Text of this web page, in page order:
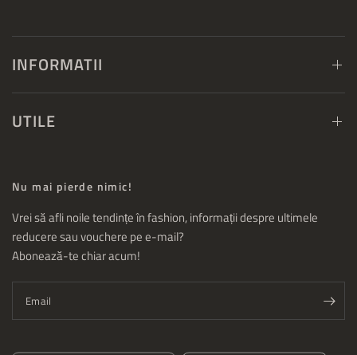
INFORMATII
UTILE
Nu mai pierde nimic!
Vrei să afli noile tendințe în fashion, informații despre ultimele
reducere sau vouchere pe e-mail?
Abonează-te chiar acum!
Email